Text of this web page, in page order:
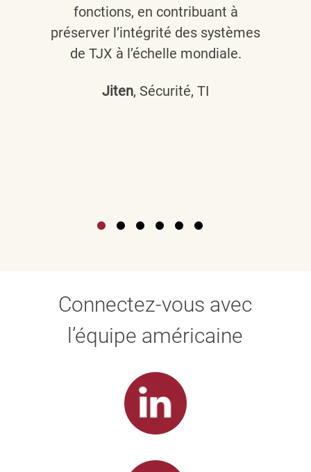
fonctions, en contribuant à
préserver l’intégrité des systèmes
de TJX à l’échelle mondiale.
Jiten, Sécurité, TI
Connectez-vous avec
l’équipe américaine